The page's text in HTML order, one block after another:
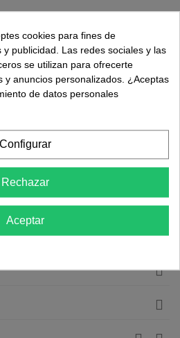
Distribuciones S.L.U. y el
debate o litigio origen de la
y Tribunales.
cookies para fines de
publicidad. Las redes sociales y las
se utilizan para ofrecerte
y anuncios personalizados. ¿Aceptas
de datos personales
Configurar
Rechazar
Aceptar